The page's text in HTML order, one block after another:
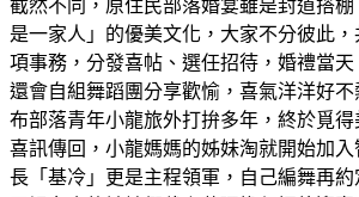
截然不同，原住民部落婚宴雖是封道搭
是一家人」的優美文化，大家不分彼此
項事務，分發喜帖、選任招待，婚禮當
還會自組舞蹈團分享歡愉，喜氣洋洋好
布部落青年小龍旅外打拚多年，終於覓
喜訊傳回，小龍媽媽的姊妹淘就開始加
長「基冷」更是主程領軍，自己編舞再